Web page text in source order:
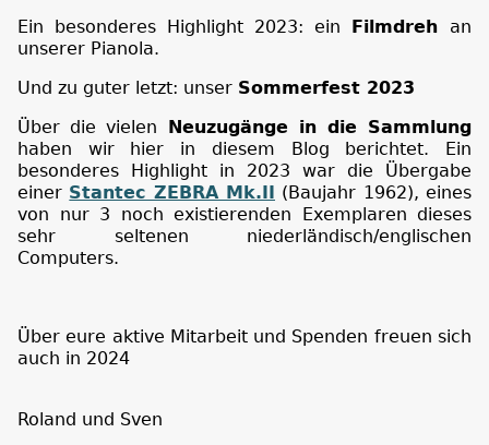
Ein besonderes Highlight 2023: ein
Filmdreh an
unserer Pianola.
Und zu guter letzt: unser Sommerfest 2023
Über die vielen
Neuzugänge in die Sammlung
haben wir hier in diesem Blog berichtet. Ein
besonderes Highlight in 2023 war die Übergabe
einer Stantec ZEBRA Mk.II
(Baujahr 1962), eines
von nur 3 noch existierenden Exemplaren dieses
sehr seltenen niederländisch/englischen
Computers.
Über eure aktive Mitarbeit und Spenden freuen sich
auch in 2024
Roland und Sven